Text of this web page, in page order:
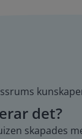
det?
skapades